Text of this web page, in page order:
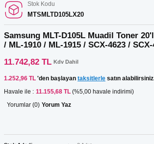
Stok Kodu
MTSMLTD105LX20
Samsung MLT-D105L Muadil Toner
/ ML-1910 / ML-1915 / SCX-4623 /
11.742,82 TL Kdv Dahil
1.252,96 TL 'den başlayan taksitlerle satın
Havale ile : 11.155,68 TL (%5,00 havale indirimi)
Yorumlar (0) Yorum Yaz